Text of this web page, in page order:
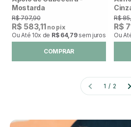
Mostarda
R$ 797,90
R$ 583,11 no pix
Ou Até 10x de R$ 64,79 sem juros
COMPRAR
R$
R$
Ou
1 / 2